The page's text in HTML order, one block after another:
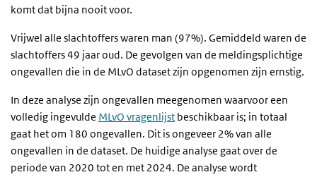
komt dat bijna nooit voor.
Vrijwel alle slachtoffers waren man (97%). Gemiddeld waren de
slachtoffers 49 jaar oud. De gevolgen van de meldingsplichtige
ongevallen die in de MLvO dataset zijn opgenomen zijn ernstig.
In deze analyse zijn ongevallen meegenomen waarvoor een
volledig ingevulde MLvO vragenlijst beschikbaar is; in totaal
gaat het om 180 ongevallen. Dit is ongeveer 2% van alle
ongevallen in de dataset. De huidige analyse gaat over de
periode van 2020 tot en met 2024. De analyse wordt